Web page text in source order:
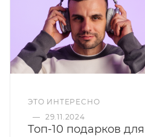
⁃ Надежный магнит
ЭТО ИНТЕРЕСНО
— 29.11.2024
Топ-10 подарков для